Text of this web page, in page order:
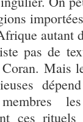
autant
pas de
Mais
ces